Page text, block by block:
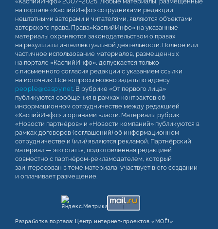
на портале «КаспийИнфо» сотрудниками редакции,
нештатными авторами и читателями, являются объектами
авторского права. Права«КаспийИнфо» на указанные
материалы охраняются законодательством о правах
на результаты интеллектуальной деятельности. Полное или
частичное использование материалов, размещенных
на портале «КаспийИнфо», допускается только
с письменного согласия редакции с указанием ссылки
на источник. Все вопросы можно задать по адресу
people@caspy.net. В рубрике «От первого лица»
публикуются сообщения в рамках контрактов об
информационном сотрудничестве между редакцией
«КаспийИнфо» и органами власти. Материалы рубрик
«Новости партнёров» и «Новости компаний» публикуются в
рамках договоров (соглашений) об информационном
сотрудничестве и (или) являются рекламой. Партнёрский
материал — это статья, подготовленная редакцией
совместно с партнёром-рекламодателем, который
заинтересован в теме материала, участвует в его создании
и оплачивает размещение.
Разработка портала: Центр интернет‑проектов «МОЁ!»